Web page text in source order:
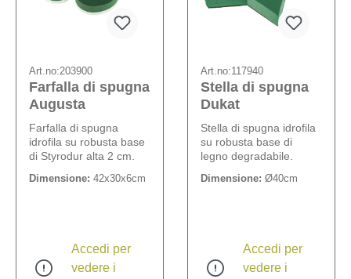
Art.no:203900
Farfalla di spugna
Augusta
Farfalla di spugna
idrofila su robusta base
di Styrodur alta 2 cm.
Dimensione: 42x30x6cm
Accedi per
vedere i
Art.no:117940
Stella di spugna
Dukat
Stella di spugna idrofila
su robusta base di
legno degradabile.
Dimensione: Ø40cm
Accedi per
vedere i